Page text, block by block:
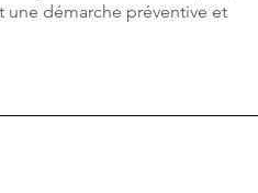
une démarche préventive et